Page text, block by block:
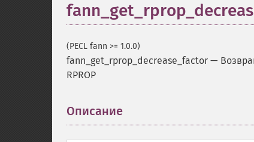
(PECL fann >= 1.0.0)
fann_get_rprop_decrease_factor —
RPROP
Описание